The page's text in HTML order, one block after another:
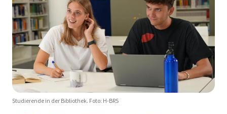
Studierende in der Bibliothek. Foto: H-BRS